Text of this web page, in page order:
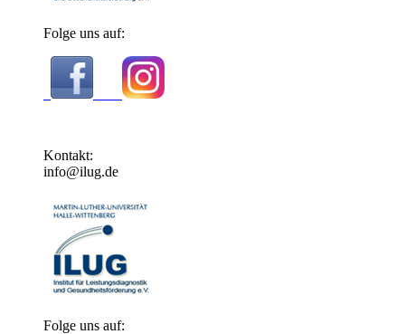
Folge uns auf:
Kontakt:
info@ilug.de
Folge uns auf: